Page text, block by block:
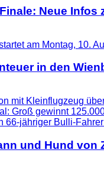
Neue Infos
in den
mit Kleinflugzeug
Groß gewinnt
und Hund von